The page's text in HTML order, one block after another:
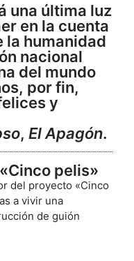
una última luz
en la cuenta
la humanidad
nacional
del mundo
por fin,
y
, El Apagón.
pelis»
del proyecto «Cinco
a vivir una
de guión